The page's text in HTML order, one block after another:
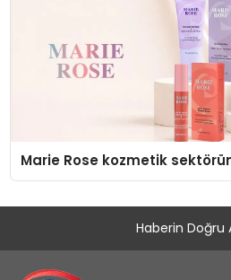
Marie Rose kozmetik
Haberin Doğru